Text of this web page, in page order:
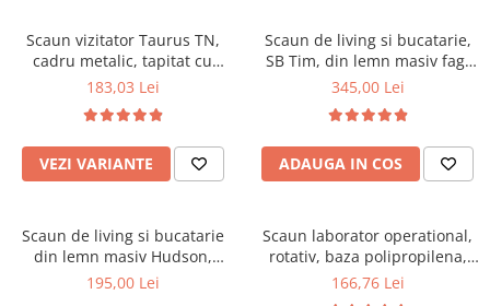
Saltele cu arcuri impachetate
individual
Saltele Memory Pocket
Saltele Memory Foam
Saltele Memory Pocket
Saltele cu plasa arcuri
Saltele cu spuma
Saltele cu spuma poliuretanica
Paturi
Seturi de pat si saltea
Masute de toaleta
Mobilier living
Scaune pentru living
Comode living
Set mese plus scaune
Scaune birou
Scaune profesionale
Scaune resigilate
Scaune conferinta
Scaune terasa si outdoor
Scaun vizitator Taurus TN,
cadru metalic, tapitat cu
stofa, stivuibil, 120 kg, negru
183,03 Lei
VEZI VARIANTE
Scaun de living si bucatarie,
SB Tim, din lemn masiv fag,
tapiterie stofa, lacuit, 120 kg,
345,00 Lei
ADAUGA IN COS
Scaun de living si bucatarie
din lemn masiv Hudson,
tapiterie stofa,100 kg,
195,00 Lei
Scaun laborator operational,
rotativ, baza polipropilena,
piele ecologica, inaltime
166,76 Lei